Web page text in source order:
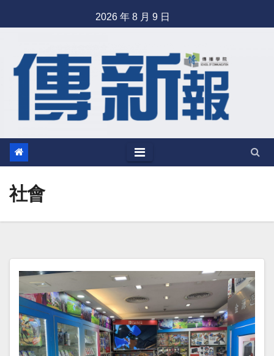
to
2026 年 8 月 9 日
社會